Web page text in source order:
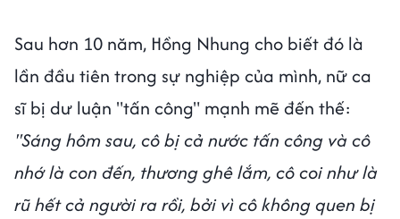
Sau hơn 10 năm, Hồng Nhung cho biết đó là
lần đầu tiên trong sự nghiệp của mình, nữ ca
sĩ bị dư luận "tấn công" mạnh mẽ đến thế:
"Sáng hôm sau, cô bị cả nước tấn công và cô
nhớ là con đến, thương ghê lắm, cô coi như là
rũ hết cả người ra rồi, bởi vì cô không quen bị